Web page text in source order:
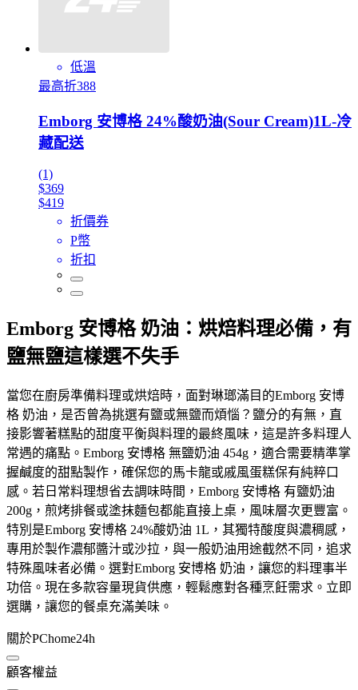
低溫
最高折388
Emborg 安博格 24%酸奶油(Sour Cream)1L-冷
藏配送
(1)
$369
$419
折價券
P幣
折扣
Emborg 安博格 奶油：烘焙料理必備，有
鹽無鹽這樣選不失手
當您在廚房準備料理或烘焙時，面對琳瑯滿目的Emborg 安博
格 奶油，是否曾為挑選有鹽或無鹽而煩惱？鹽分的有無，直
接影響著糕點的甜度平衡與料理的最終風味，這是許多料理人
常遇的痛點。Emborg 安博格 無鹽奶油 454g，適合需要精準掌
握鹹度的甜點製作，確保您的馬卡龍或戚風蛋糕保有純粹口
感。若日常料理想省去調味時間，Emborg 安博格 有鹽奶油
200g，煎烤排餐或塗抹麵包都能直接上桌，風味層次更豐富。
特別是Emborg 安博格 24%酸奶油 1L，其獨特酸度與濃稠感，
專用於製作濃郁醬汁或沙拉，與一般奶油用途截然不同，追求
特殊風味者必備。選對Emborg 安博格 奶油，讓您的料理事半
功倍。現在多款容量現貨供應，輕鬆應對各種烹飪需求。立即
選購，讓您的餐桌充滿美味。
關於PChome24h
顧客權益